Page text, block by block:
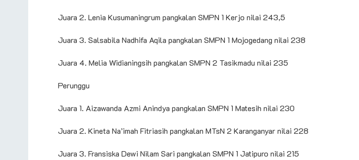
Juara 2. Lenia Kusumaningrum pangkalan SMPN 1 Kerjo nilai 243,5
Juara 3. Salsabila Nadhifa Aqila pangkalan SMPN 1 Mojogedang nilai 238
Juara 4. Melia Widianingsih pangkalan SMPN 2 Tasikmadu nilai 235
Perunggu
Juara 1. Aizawanda Azmi Anindya pangkalan SMPN 1 Matesih nilai 230
Juara 2. Kineta Na’imah Fitriasih pangkalan MTsN 2 Karanganyar nilai 228
Juara 3. Fransiska Dewi Nilam Sari pangkalan SMPN 1 Jatipuro nilai 215